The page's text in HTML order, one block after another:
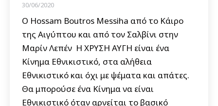
30/06/2020
Ο Hossam Boutros Messiha από το Κάιρο
της Αιγύπτου και από τον Σαλβίνι στην
Μαρίν Λεπέν Η ΧΡΥΣΗ ΑΥΓΗ είναι ένα
Κίνημα Εθνικιστικό, στα αλήθεια
Εθνικιστικό και όχι με ψέματα και απάτες.
Θα μπορούσε ένα Κίνημα να είναι
Εθνικιστικό όταν αρνείται το βασικό